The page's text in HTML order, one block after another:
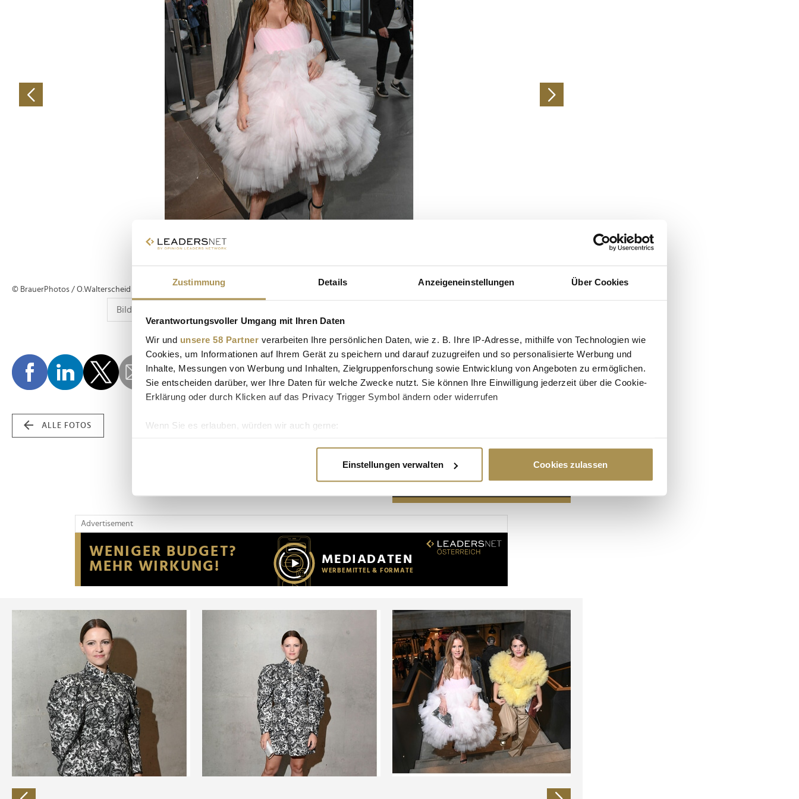
Zustimmung Details Anzeigeneinstellungen Über Cookies
Verantwortungsvoller Umgang mit Ihren Daten
Wir und unsere 58 Partner verarbeiten Ihre persönlichen Daten, wie z. B. Ihre IP-Adresse, mithilfe von Technologien wie
Cookies, um Informationen auf Ihrem Gerät zu speichern und darauf zuzugreifen und so personalisierte Werbung und
Inhalte, Messungen von Werbung und Inhalten, Zielgruppenforschung sowie Entwicklung von Angeboten zu ermöglichen.
Sie entscheiden darüber, wer Ihre Daten für welche Zwecke nutzt. Sie können Ihre Einwilligung jederzeit über die Cookie-
Erklärung oder durch Klicken auf das Privacy Trigger Symbol ändern oder widerrufen
Wenn Sie es erlauben, würden wir auch gerne:
Erfahren Sie mehr darüber, wie Ihre persönlichen Daten verarbeitet werden, und legen Sie Ihre Präferenzen im
Wir verwenden Cookies, um Inhalte und Anzeigen zu personalisieren, Funktionen für soziale Medien anbieten zu können
Website an unsere Partner für soziale Medien, Werbung und Analysen weiter. Unsere Partner führen diese Informationen
möglicherweise mit weiteren Daten zusammen, die Sie ihnen bereitgestellt haben oder die sie im Rahmen Ihrer Nutzung
der Dienste gesammelt haben.
Einstellungen verwalten Cookies zulassen
© BrauerPhotos / O.Walterscheid
ALLE FOTOS
Advertisement
Advertisement